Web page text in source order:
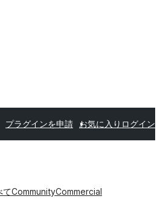
プラグインを申請 お気に入り ログイン
てCommunityCommercial